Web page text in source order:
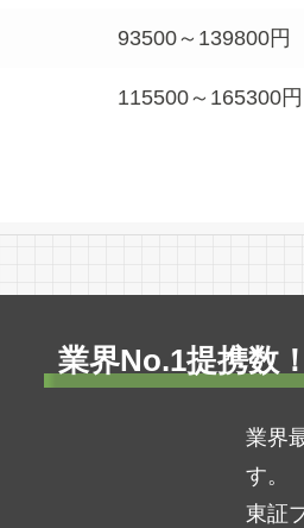
93500～139800円
115500～165300円
業界No.1提携数
業界
す。
東証